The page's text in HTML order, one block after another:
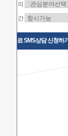
상담문의
상담시간
무료 SMS상담 신청하기